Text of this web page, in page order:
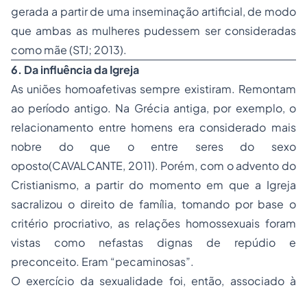
gerada a partir de uma inseminação artificial, de modo
que ambas as mulheres pudessem ser consideradas
como mãe (STJ; 2013).
6. Da influência da Igreja
As uniões homoafetivas sempre existiram. Remontam
ao período antigo. Na Grécia antiga, por exemplo, o
relacionamento entre homens era considerado mais
nobre do que o entre seres do sexo
oposto(CAVALCANTE, 2011). Porém, com o advento do
Cristianismo, a partir do momento em que a Igreja
sacralizou o direito de família, tomando por base o
critério procriativo, as relações homossexuais foram
vistas como nefastas dignas de repúdio e
preconceito. Eram “pecaminosas”.
O exercício da sexualidade foi, então, associado à